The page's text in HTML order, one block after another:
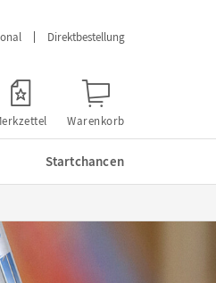
Direktbestellung
Warenkorb
Startchancen